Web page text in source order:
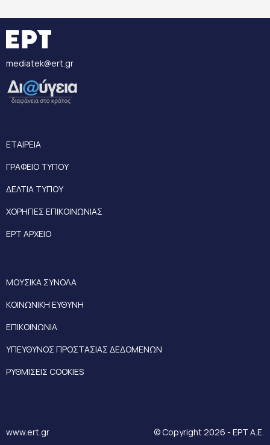
mediatek@ert.gr
ΕΤΑΙΡΕΙΑ
ΓΡΑΦΕΙΟ ΤΥΠΟΥ
ΔΕΛΤΙΑ ΤΥΠΟΥ
ΧΟΡΗΓΙΕΣ ΕΠΙΚΟΙΝΩΝΙΑΣ
ΕΡΤ ΑΡΧΕΙΟ
ΜΟΥΣΙΚΑ ΣΥΝΟΛΑ
ΚΟΙΝΩΝΙΚΗ ΕΥΘΥΝΗ
ΕΠΙΚΟΙΝΩΝΙΑ
ΥΠΕΥΘΥΝΟΣ ΠΡΟΣΤΑΣΙΑΣ ΔΕΔΟΜΕΝΩΝ
ΡΥΘΜΙΣΕΙΣ COOKIES
www.ert.gr © Copyright 2026 - ΕΡΤ Α.Ε.